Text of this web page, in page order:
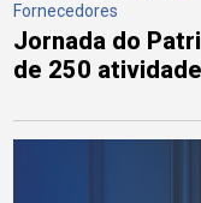
Fornecedores
Jornada do
de 250